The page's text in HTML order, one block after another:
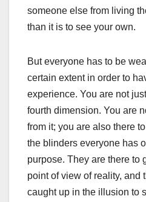
someone else from living
than it is to see your own.
But everyone has to be
certain extent in order to
experience. You are not
fourth dimension. You are
from it; you are also there
the blinders everyone has
purpose. They are there to
point of view of reality, and
caught up in the illusion to